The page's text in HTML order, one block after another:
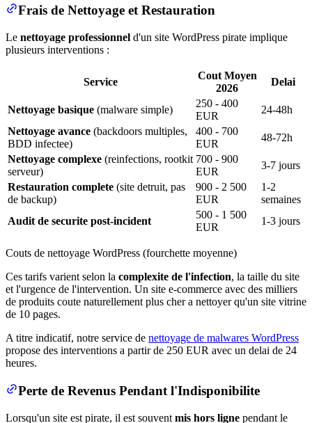
Frais de Nettoyage et Restauration
Le nettoyage professionnel d'un site WordPress pirate implique
plusieurs interventions :
Service
Cout Moyen
2026
Delai
Nettoyage basique (malware simple)
250 - 400
EUR
24-48h
Nettoyage avance (backdoors multiples,
BDD infectee)
400 - 700
EUR
48-72h
Nettoyage complexe (reinfections, rootkit
serveur)
700 - 900
EUR
3-7 jours
Restauration complete (site detruit, pas
de backup)
900 - 2 500
EUR
1-2
semaines
Audit de securite post-incident
500 - 1 500
EUR
1-3 jours
Couts de nettoyage WordPress (fourchette moyenne)
Ces tarifs varient selon la complexite de l'infection, la taille du site
et l'urgence de l'intervention. Un site e-commerce avec des milliers
de produits coute naturellement plus cher a nettoyer qu'un site vitrine
de 10 pages.
A titre indicatif, notre service de nettoyage de malwares WordPress
propose des interventions a partir de 250 EUR avec un delai de 24
heures.
Perte de Revenus Pendant l'Indisponibilite
Lorsqu'un site est pirate, il est souvent mis hors ligne pendant le